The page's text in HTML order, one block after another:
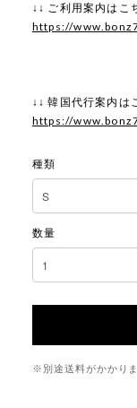
↓↓ ご利用案内はこ
https://
↓↓ 韓国代行案内は
https://
種類
数量
※別途送料がかかりま